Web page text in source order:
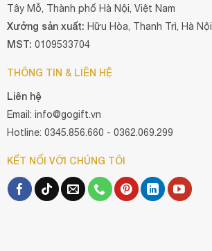
Tây Mỗ, Thành phố Hà Nội, Việt Nam
Xưởng sản xuất: Hữu Hòa, Thanh Trì, Hà Nội
MST: 0109533704
THÔNG TIN & LIÊN HỆ
Liên hệ
Email: info@gogift.vn
Hotline: 0345.856.660 - 0362.069.299
KẾT NỐI VỚI CHÚNG TÔI